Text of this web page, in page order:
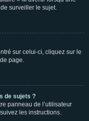
surveiller le sujet.
sur celui-ci, cliquez sur le
page.
de sujets ?
panneau de l’utilisateur
les instructions.